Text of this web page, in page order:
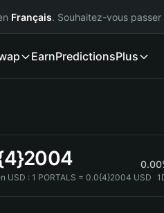
Français. Souhaitez-vous passer
EarnPredictionsPlus
USD : 1 PORTALS = 0.0{4}2004 USD